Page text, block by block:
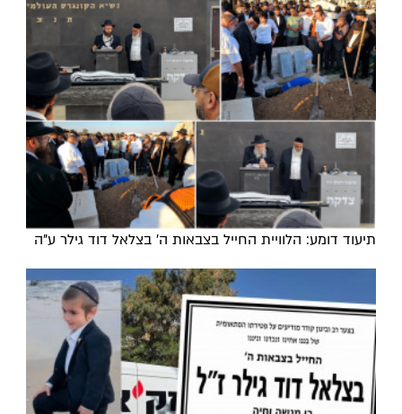
תיעוד דומע: הלוויית החייל בצבאות ה' בצלאל דוד גילר ע"ה